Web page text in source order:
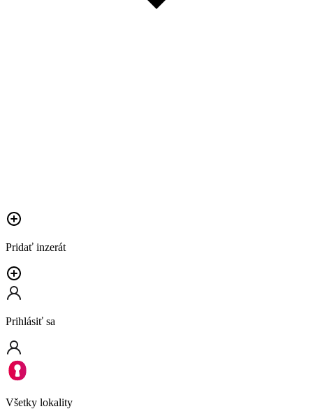
Pridať inzerát
Prihlásiť sa
Všetky lokality